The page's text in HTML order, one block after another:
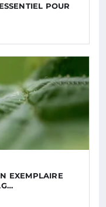
POUR
EXEMPLAIRE